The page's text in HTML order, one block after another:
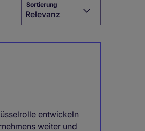
Sortierung
Relevanz
entwickeln
weiter und